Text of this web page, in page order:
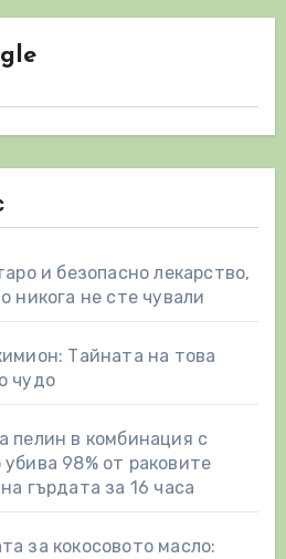
и безопасно лекарство,
никога не сте чували
Тайната на това
чудо
пелин в комбинация с
98% от раковите
гърдата за 16 часа
за кокосовото масло: